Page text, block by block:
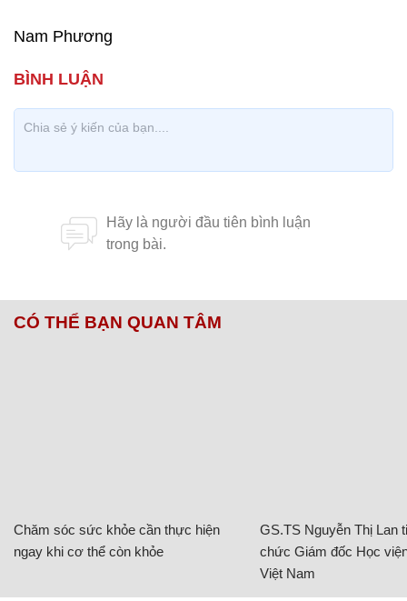
Nam Phương
CÓ THỂ BẠN QUAN TÂM
Chăm sóc sức khỏe cần thực hiện
ngay khi cơ thể còn khỏe
GS.TS Nguyễn Thị Lan
chức Giám đốc Học
Việt Nam